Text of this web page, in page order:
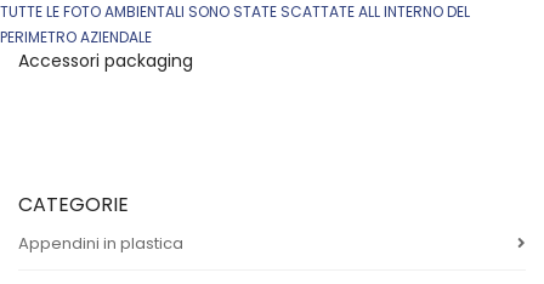
TUTTE LE FOTO AMBIENTALI SONO STATE SCATTATE ALL INTERNO DEL
PERIMETRO AZIENDALE
Accessori packaging
CATEGORIE
Appendini in plastica